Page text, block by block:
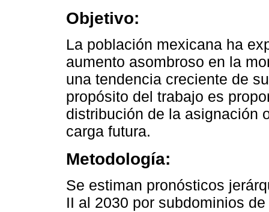
Objetivo:
La población mexicana ha
aumento asombroso en la
una tendencia creciente de
propósito del trabajo es
distribución de la asignación
carga futura.
Metodología:
Se estiman pronósticos
II al 2030 por subdominios